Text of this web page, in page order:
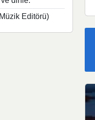
Editörü)